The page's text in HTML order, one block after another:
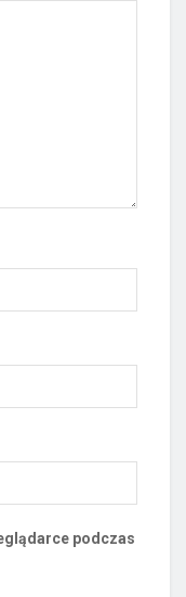
podczas